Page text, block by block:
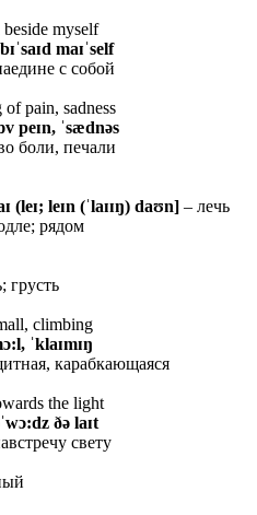
myself
bɪˈsaɪd maɪˈself
с собой
pain, sadness
peɪn, ˈsædnəs
боли, печали
(leɪ; leɪn (ˈlaɪɪŋ) daʊn] – лечь
рядом
грусть
climbing
ˈklaɪmɪŋ
карабкающаяся
the light
ðə laɪt
свету